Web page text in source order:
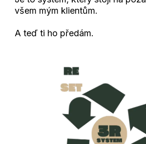
všem mým klientům.
A teď ti ho předám.